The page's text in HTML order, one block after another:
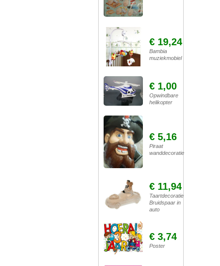
€ 19,24
Bambia
muziekmobiel
€ 1,00
Opwindbare
helikopter
€ 5,16
Piraat
wanddecoratie
€ 11,94
Taartdecoratie
Bruidspaar in
auto
€ 3,74
Poster